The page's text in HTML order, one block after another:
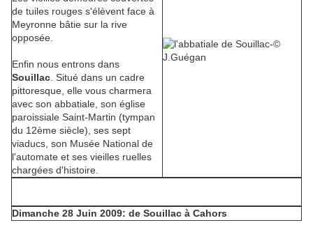
de tuiles rouges s'élèvent face à
Meyronne bâtie sur la rive
opposée.
Enfin nous entrons dans
Souillac . Situé dans un cadre
pittoresque, elle vous charmera
avec son abbatiale, son église
paroissiale Saint-Martin (tympan
du 12ème siècle), ses sept
viaducs, son Musée National de
l'automate et ses vieilles ruelles
chargées d'histoire.
Dimanche 28 Juin 2009: de Souillac à Cahors